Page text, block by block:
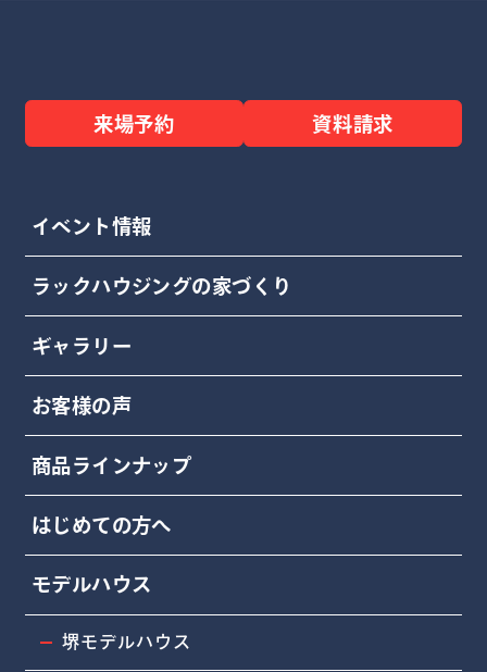
来場予約 資料請求
イベント情報
ラックハウジングの家づくり
ギャラリー
お客様の声
商品ラインナップ
はじめての方へ
モデルハウス
堺モデルハウス